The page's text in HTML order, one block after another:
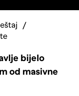
bijelo
od masivne